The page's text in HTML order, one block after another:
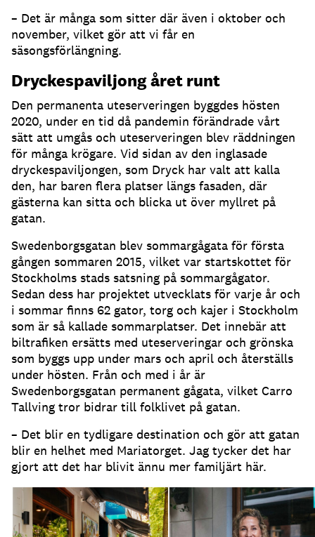
– Det är många som sitter där även i oktober och
november, vilket gör att vi får en
säsongsförlängning.
Dryckespaviljong året runt
Den permanenta uteserveringen byggdes hösten
2020, under en tid då pandemin förändrade vårt
sätt att umgås och uteserveringen blev räddningen
för många krögare. Vid sidan av den inglasade
dryckespaviljongen, som Dryck har valt att kalla
den, har baren flera platser längs fasaden, där
gästerna kan sitta och blicka ut över myllret på
gatan.
Swedenborgsgatan blev sommargågata för första
gången sommaren 2015, vilket var startskottet för
Stockholms stads satsning på sommargågator.
Sedan dess har projektet utvecklats för varje år och
i sommar finns 62 gator, torg och kajer i Stockholm
som är så kallade sommarplatser. Det innebär att
biltrafiken ersätts med uteserveringar och grönska
som byggs upp under mars och april och återställs
under hösten. Från och med i år är
Swedenborgsgatan permanent gågata, vilket Carro
Tallving tror bidrar till folklivet på gatan.
– Det blir en tydligare destination och gör att gatan
blir en helhet med Mariatorget. Jag tycker det har
gjort att det har blivit ännu mer familjärt här.